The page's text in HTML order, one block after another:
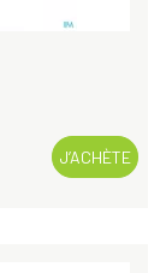
J’ACHÈTE